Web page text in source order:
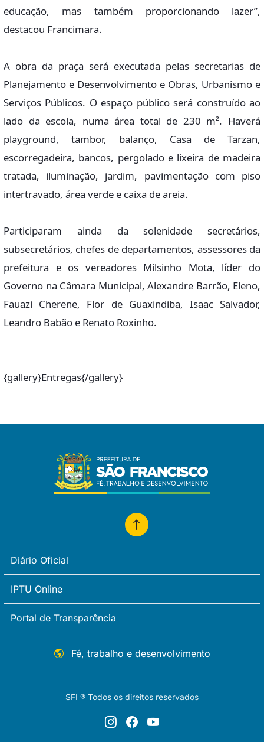
educação, mas também proporcionando lazer”,
destacou Francimara.
A obra da praça será executada pelas secretarias de
Planejamento e Desenvolvimento e Obras, Urbanismo e
Serviços Públicos. O espaço público será construído ao
lado da escola, numa área total de 230 m². Haverá
playground, tambor, balanço, Casa de Tarzan,
escorregadeira, bancos, pergolado e lixeira de madeira
tratada, iluminação, jardim, pavimentação com piso
intertravado, área verde e caixa de areia.
Participaram ainda da solenidade secretários,
subsecretários, chefes de departamentos, assessores da
prefeitura e os vereadores Milsinho Mota, líder do
Governo na Câmara Municipal, Alexandre Barrão, Eleno,
Fauazi Cherene, Flor de Guaxindiba, Isaac Salvador,
Leandro Babão e Renato Roxinho.
{gallery}Entregas{/gallery}
Diário Oficial
IPTU Online
Portal de Transparência
Fé, trabalho e desenvolvimento
SFI ® Todos os direitos reservados